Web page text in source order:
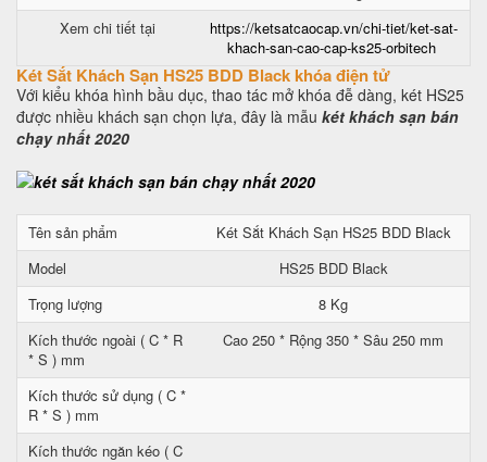
Xem chi tiết tại
https://ketsatcaocap.vn/chi-tiet/ket-sat-
khach-san-cao-cap-ks25-orbitech
Két Sắt Khách Sạn HS25 BDD Black khóa điện tử
Với kiểu khóa hình bầu dục, thao tác mở khóa đễ dàng, két HS25
được nhiều khách sạn chọn lựa, đây là mẫu két khách sạn bán
chạy nhất 2020
Tên sản phẩm
Két Sắt Khách Sạn HS25 BDD Black
Model
HS25 BDD Black
Trọng lượng
8 Kg
Kích thước ngoài ( C * R
* S ) mm
Cao 250 * Rộng 350 * Sâu 250 mm
Kích thước sử dụng ( C *
R * S ) mm
Kích thước ngăn kéo ( C